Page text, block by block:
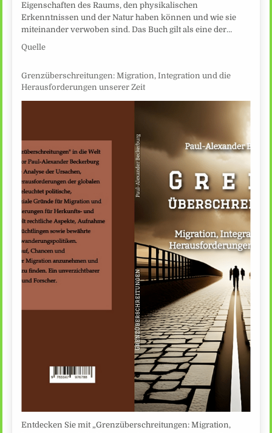
Eigenschaften des Raums, den physikalischen
Erkenntnissen und der Natur haben können und wie sie
miteinander verwoben sind. Das Buch gilt als eine der…
Quelle
Grenzüberschreitungen: Migration, Integration und die
Herausforderungen unserer Zeit
Entdecken Sie mit „Grenzüberschreitungen: Migration,